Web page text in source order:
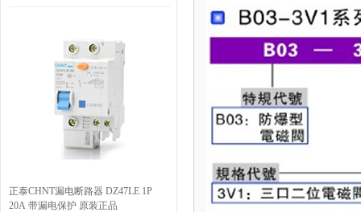
正泰CHNT漏电断路器 DZ47LE 1P
20A 带漏电保护 原装正品